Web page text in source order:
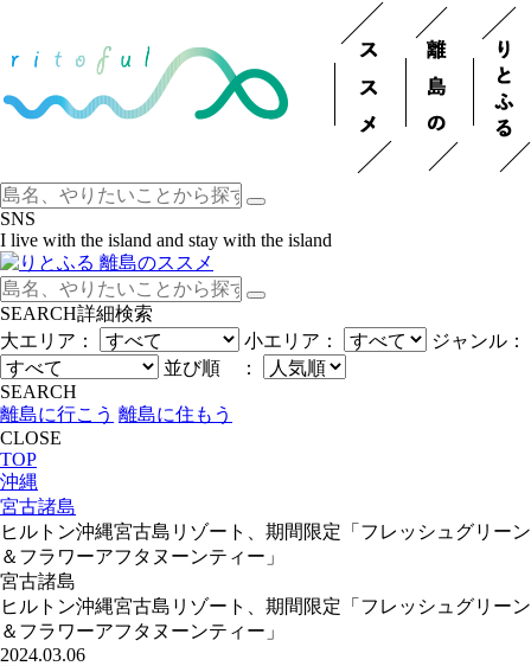
SNS
I live with the island and stay with the island
SEARCH詳細検索
大エリア：
小エリア：
ジャンル：
並び順 ：
SEARCH
離島に行こう 離島に住もう
CLOSE
TOP
沖縄
宮古諸島
ヒルトン沖縄宮古島リゾート、期間限定「フレッシュグリーン
＆フラワーアフタヌーンティー」
宮古諸島
ヒルトン沖縄宮古島リゾート、期間限定「フレッシュグリーン
＆フラワーアフタヌーンティー」
2024.03.06